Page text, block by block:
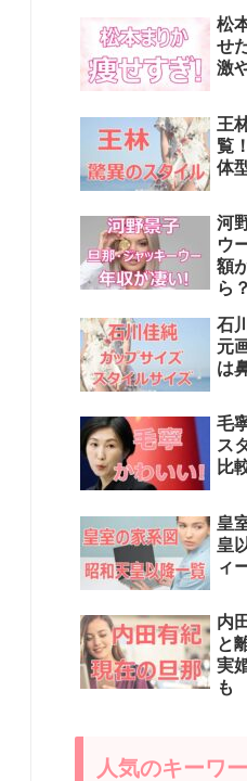
松
せ
激
王
覧
体
河
ウ
額
ら？
石
元
は
毛
ス
比
皇
皇
ィ
内
と
実
も
人気のキーワ